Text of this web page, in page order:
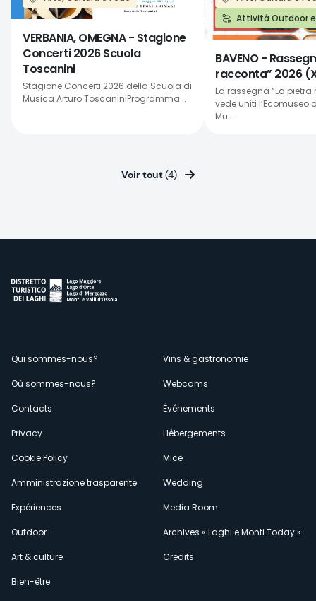
VERBANIA, OMEGNA - Stagione
Concerti 2026 Scuola
Toscanini
Stagione Concerti 2026 della Scuola di
Musica Arturo ToscaniniProgramma...
Attività Outdoor
BAVENO -
racconta” 2026
La rassegna “La
vede uniti l’Ecomuseo
Mu....
Voir tout(4)
Menù
secondario
Qui sommes-nous?
Où sommes-nous?
Contacts
Privacy
Cookie Policy
Amministrazione trasparente
Expériences
Outdoor
Art & culture
Bien-être
Vins & gastronomie
Webcams
Événements
Hébergements
Mice
Wedding
Media Room
Archives « Laghi e Monti Today »
Credits